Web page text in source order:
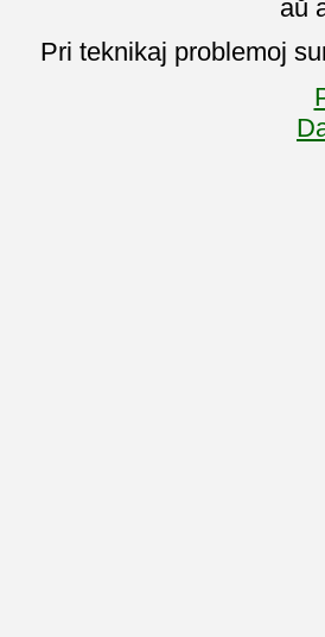
aŭ
Pri teknikaj problemoj